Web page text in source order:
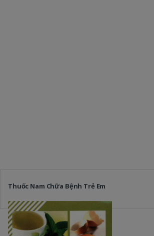
Thuốc Nam Chữa Bệnh Trẻ Em